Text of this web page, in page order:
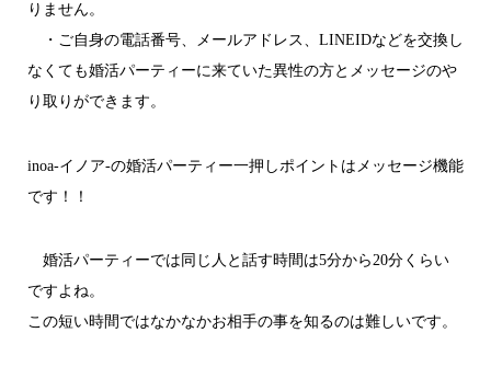
りません。
・ご自身の電話番号、メールアドレス、LINEIDなどを交換し
なくても婚活パーティーに来ていた異性の方とメッセージのや
り取りができます。
inoa-イノア-の婚活パーティー一押しポイントはメッセージ機能
です！！
婚活パーティーでは同じ人と話す時間は5分から20分くらい
ですよね。
この短い時間ではなかなかお相手の事を知るのは難しいです。